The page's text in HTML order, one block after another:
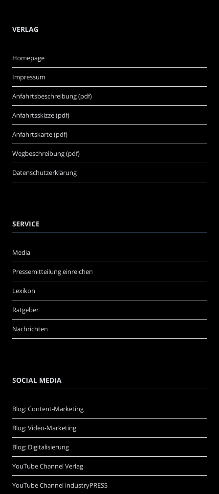
VERLAG
Homepage
Impressum
Anfahrtsbeschreibung (pdf)
Anfahrtsskizze (pdf)
Anfahrtskarte (pdf)
Wegbeschreibung (pdf)
Datenschutzerklärung
SERVICE
Media
Pressemitteilung einreichen
Lexikon
Ratgeber
Nachrichten
SOCIAL MEDIA
Blog: Content-Marketing
Blog: Video-Marketing
Blog: Digitalisierung
YouTube Channel Verlag
YouTube Channel industryPRESS